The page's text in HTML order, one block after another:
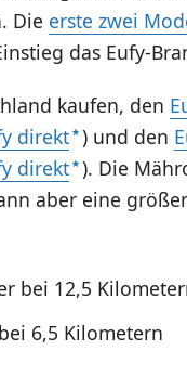
Die erste zwei
das Eufy-
kaufen, den
direkt ) und den
direkt ). Die
aber eine
bei 12,5
6,5 Kilometern